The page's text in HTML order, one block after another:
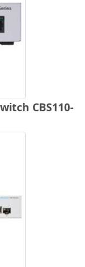
CBS110-